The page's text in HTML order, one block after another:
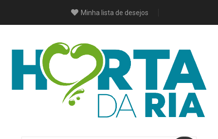
Minha lista de desejos